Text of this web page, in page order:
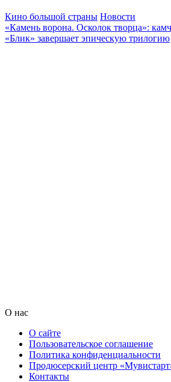
Кино большой страны Новости
«Камень ворона. Осколок творца»:
«Блик» завершает эпическую трилогию
О нас
О сайте
Пользовательское соглашение
Политика конфиденциальности
Продюсерский центр
Контакты